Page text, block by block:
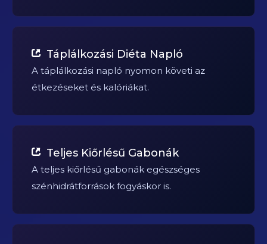
Táplálkozási Diéta Napló
A táplálkozási napló nyomon követi az
étkezéseket és kalóriákat.
Teljes Kiőrlésű Gabonák
A teljes kiőrlésű gabonák egészséges
szénhidrátforrások fogyáskor is.